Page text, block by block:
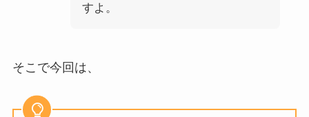
すよ。
そこで今回は、